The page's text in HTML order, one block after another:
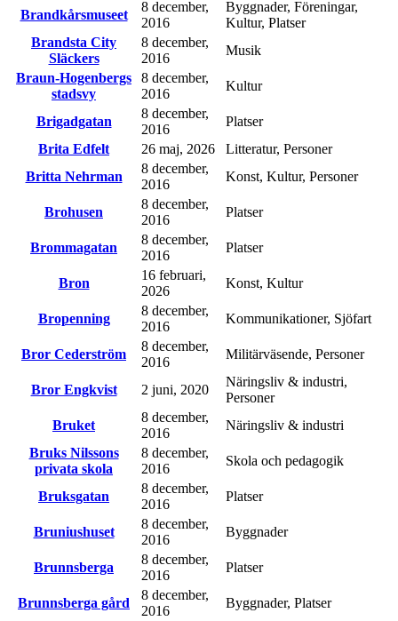
Brandkårsmuseet
8 december,
2016
Byggnader, Föreningar,
Kultur, Platser
Brandsta City
Släckers
8 december,
2016
Musik
Braun-Hogenbergs
stadsvy
8 december,
2016
Kultur
Brigadgatan
8 december,
2016
Platser
Brita Edfelt
26 maj, 2026
Litteratur, Personer
Britta Nehrman
8 december,
2016
Konst, Kultur, Personer
Brohusen
8 december,
2016
Platser
Brommagatan
8 december,
2016
Platser
Bron
16 februari,
2026
Konst, Kultur
Bropenning
8 december,
2016
Kommunikationer, Sjöfart
Bror Cederström
8 december,
2016
Militärväsende, Personer
Bror Engkvist 2 juni, 2020
Näringsliv & industri,
Personer
Bruket
8 december,
2016
Näringsliv & industri
Bruks Nilssons
privata skola
8 december,
2016
Skola och pedagogik
Bruksgatan
8 december,
2016
Platser
Bruniushuset
8 december,
2016
Byggnader
Brunnsberga
8 december,
2016
Platser
Brunnsberga gård
8 december,
2016
Byggnader, Platser